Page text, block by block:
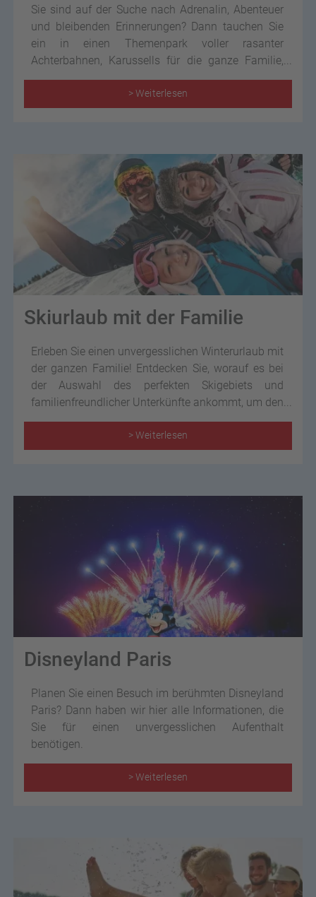
Sie sind auf der Suche nach Adrenalin, Abenteuer
und bleibenden Erinnerungen? Dann tauchen Sie
ein in einen Themenpark voller rasanter
Achterbahnen, Karussells für die ganze Familie,
farbenfrohen Attraktionen und vielseitigen Shows.
Als Ihre Reiseexperten kennen wie die Top 9
Freizeitparks in Deutschland, die jedem
> Weiterlesen
Skiurlaub mit der Familie
Erleben Sie einen unvergesslichen Winterurlaub mit
der ganzen Familie! Entdecken Sie, worauf es bei
der Auswahl des perfekten Skigebiets und
familienfreundlicher Unterkünfte ankommt, um den
Skiurlaub für Groß und Klein zu einem Highlight
des Jahres zu machen.> Weiterlesen
Disneyland Paris
Planen Sie einen Besuch im berühmten Disneyland
Paris? Dann haben wir hier alle Informationen, die
Sie für einen unvergesslichen Aufenthalt
benötigen.
> Weiterlesen